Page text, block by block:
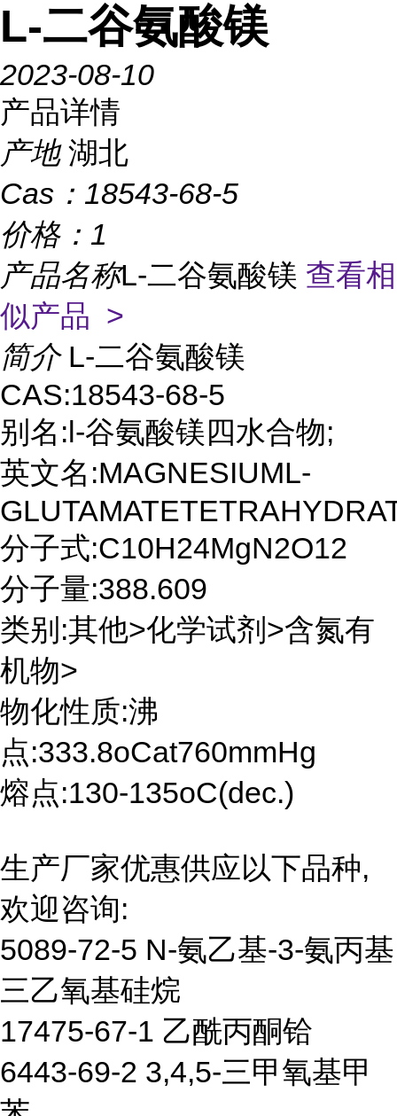
L-二谷氨酸镁
2023-08-10
产品详情
产地 湖北
Cas： 18543-68-5
价格： 1
产品名称L-二谷氨酸镁 查看相
似产品 >
简介 L-二谷氨酸镁
CAS:18543-68-5
别名:l-谷氨酸镁四水合物;
英文名:MAGNESIUML-
分子式:C10H24MgN2O12
分子量:388.609
类别:其他>化学试剂>含氮有
机物>
物化性质:沸
点:333.8oCat760mmHg
熔点:130-135oC(dec.)
生产厂家优惠供应以下品种,
欢迎咨询:
5089-72-5 N-氨乙基-3-氨丙基
三乙氧基硅烷
17475-67-1 乙酰丙酮铪
6443-69-2 3,4,5-三甲氧基甲